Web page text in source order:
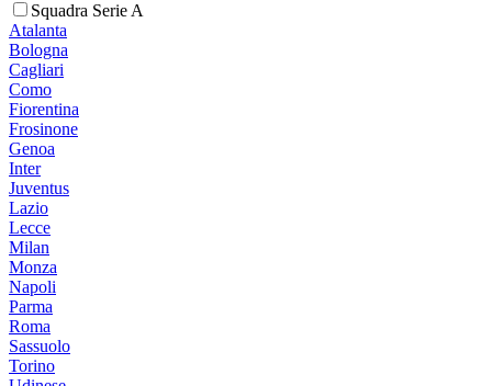
Squadra Serie A
Atalanta
Bologna
Cagliari
Como
Fiorentina
Frosinone
Genoa
Inter
Juventus
Lazio
Lecce
Milan
Monza
Napoli
Parma
Roma
Sassuolo
Torino